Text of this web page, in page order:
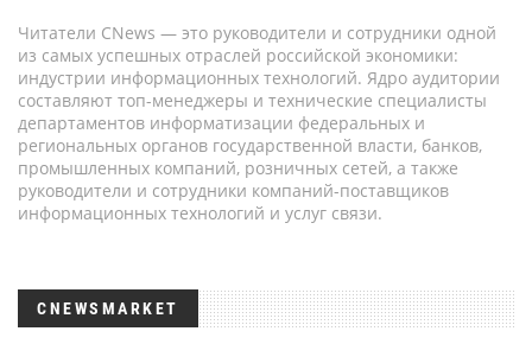
Читатели CNews — это руководители и сотрудники одной
из самых успешных отраслей российской экономики:
индустрии информационных технологий. Ядро аудитории
составляют топ-менеджеры и технические специалисты
департаментов информатизации федеральных и
региональных органов государственной власти, банков,
промышленных компаний, розничных сетей, а также
руководители и сотрудники компаний-поставщиков
информационных технологий и услуг связи.
CNEWSMARKET